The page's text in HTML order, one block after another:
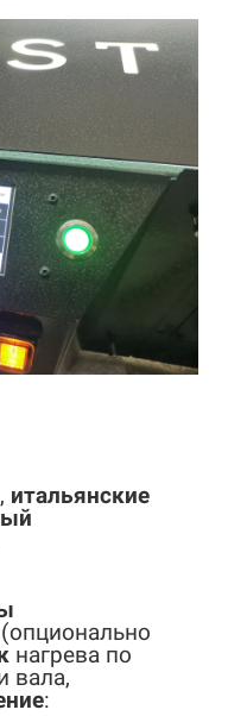
итальянские
нагрева по
вала,
: